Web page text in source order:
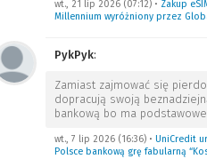
wt., 21 lip 2026 (07:12)• Zakup
Millennium wyróżniony przez
PykPyk:
Zamiast zajmować się
dopracują swoją
bankową bo ma podstawowe
wt., 7 lip 2026 (16:36)• UniCredit
Polsce bankową grę fabularną